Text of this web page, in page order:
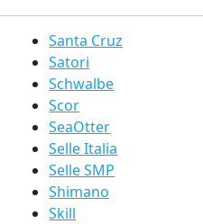
Santa Cruz
Satori
Schwalbe
Scor
SeaOtter
Selle Italia
Selle SMP
Shimano
Skill